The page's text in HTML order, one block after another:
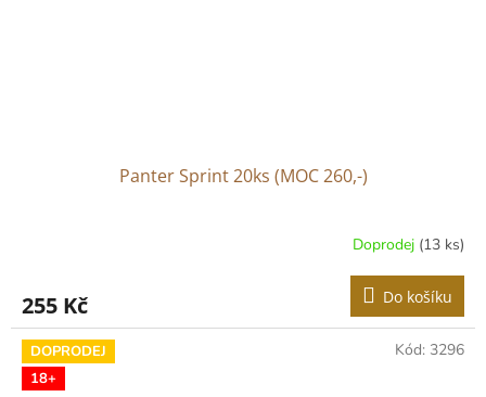
Panter Sprint 20ks (MOC 260,-)
Doprodej (13 ks)
255 Kč Do košíku
DOPRODEJ
18+
Kód: 3296